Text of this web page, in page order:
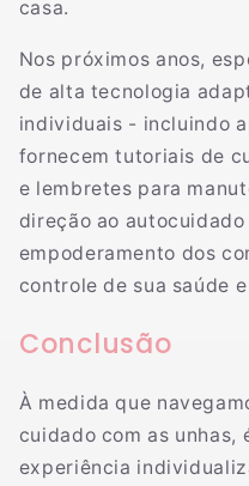
casa.
Nos próximos anos,
de alta tecnologia
individuais - incluindo
fornecem tutoriais de
e lembretes para
direção ao
empoderamento dos
controle de sua saúde
Conclusão
À medida que
cuidado com as unhas,
experiência